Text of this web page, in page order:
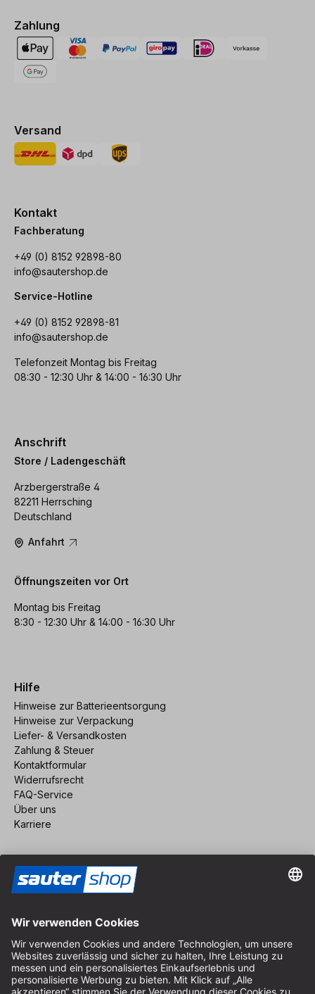
Zahlung
Versand
Kontakt
Fachberatung
+49 (0) 8152 92898-80
info@sautershop.de
Service-Hotline
+49 (0) 8152 92898-81
info@sautershop.de
Telefonzeit Montag bis Freitag
08:30 - 12:30 Uhr & 14:00 - 16:30 Uhr
Anschrift
Store / Ladengeschäft
Arzbergerstraße 4
82211 Herrsching
Deutschland
Anfahrt
Öffnungszeiten vor Ort
Montag bis Freitag
8:30 - 12:30 Uhr & 14:00 - 16:30 Uhr
Hilfe
Hinweise zur Batterieentsorgung
Hinweise zur Verpackung
Liefer- & Versandkosten
Zahlung & Steuer
Kontaktformular
Widerrufsrecht
FAQ-Service
Über uns
Karriere
Impressum
AGB
Datenschutz